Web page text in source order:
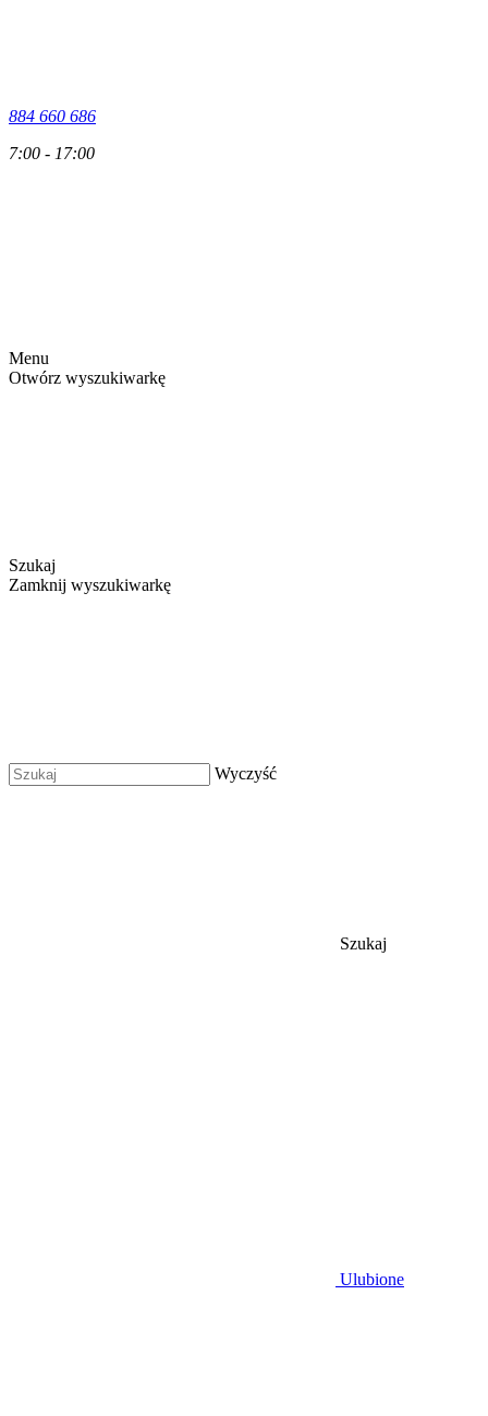
884 660 686
7:00 - 17:00
Menu
Otwórz wyszukiwarkę
Szukaj
Zamknij wyszukiwarkę
Wyczyść
Szukaj
Ulubione